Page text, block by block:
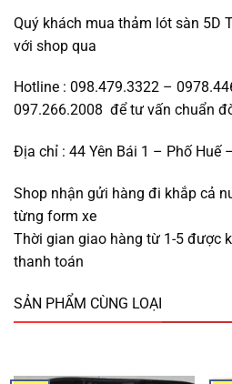
Quý khách mua thảm lót sàn 5D
với shop qua
Hotline : 098.479.3322 –
097.266.2008 để tư vấn chuẩn
Địa chỉ : 44 Yên Bái 1 – Phố Huế
Shop nhận gửi hàng đi khắp cả
từng form xe
Thời gian giao hàng từ 1-5 được
thanh toán
SẢN PHẨM CÙNG LOẠI